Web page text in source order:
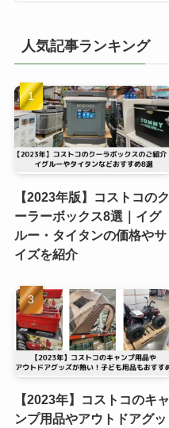
人気記事ランキング
【2023年版】コストコのク
ーラーボックス8選｜イグ
ルー・タイタンの価格やサ
イズを紹介
【2023年】コストコのキャ
ンプ用品やアウトドアグッ